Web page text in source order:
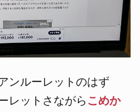
ンルーレットのはず
レットさながら こめか